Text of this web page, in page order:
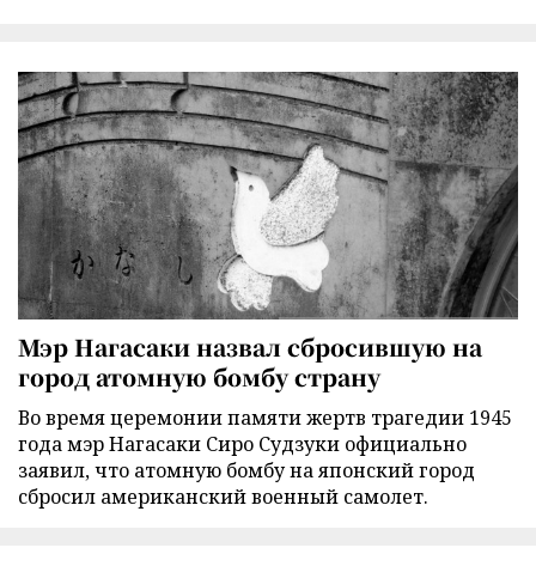
Мэр Нагасаки назвал сбросившую на
город атомную бомбу страну
Во время церемонии памяти жертв трагедии 1945
года мэр Нагасаки Сиро Судзуки официально
заявил, что атомную бомбу на японский город
сбросил американский военный самолет.